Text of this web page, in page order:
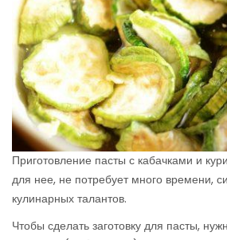
Приготовление пасты с кабачками и
для нее, не потребует много времени,
кулинарных талантов.
Чтобы сделать заготовку для пасты,